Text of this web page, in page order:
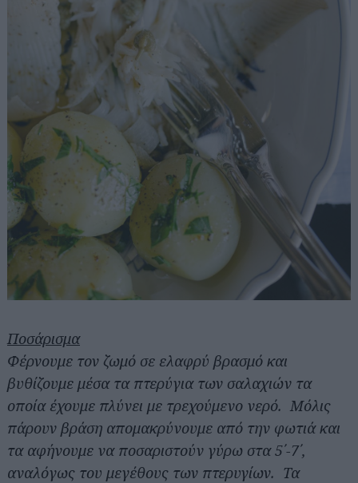
Ποσάρισμα
Φέρνουμε τον ζωμό σε ελαφρύ βρασμό και
βυθίζουμε μέσα τα πτερύγια των σαλαχιών τα
οποία έχουμε πλύνει με τρεχούμενο νερό. Μόλις
πάρουν βράση απομακρύνουμε από την φωτιά και
τα αφήνουμε να ποσαριστούν γύρω στα 5΄-7΄,
αναλόγως του μεγέθους των πτερυγίων. Τα
Αναζήτηση
για...